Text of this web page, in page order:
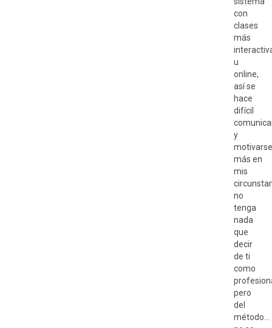
con
clases
más
u
online,
así se
hace
difícil
y
más en
mis
no
tenga
nada
que
decir
de ti
como
pero
del
método…